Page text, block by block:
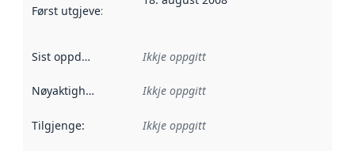
Først utgjeve: Denne datoen seier når dataa i dette
Sist oppdatert Ikkje oppgitt
Nøyaktigheit Ikkje oppgitt
Tilgjenge: Ikkje oppgitt